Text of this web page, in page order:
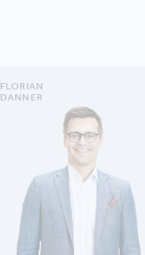
FLORIAN
DANNER